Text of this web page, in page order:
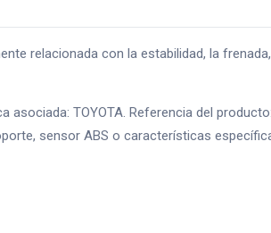
relacionada con la estabilidad, la
TOYOTA. Referencia del
sensor ABS o características